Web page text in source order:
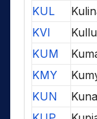
KUL
KVI
KUM
KMY
KUN